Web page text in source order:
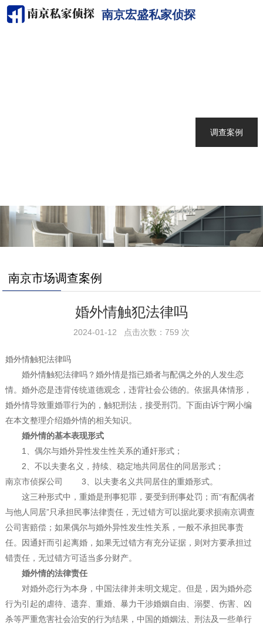
南京宏盛私家侦探
调查案例
南京市场调查案例
婚外情触犯法律吗
2024-01-12 点击次数：759 次
婚外情触犯法律吗
婚外情触犯法律吗？婚外情是指已婚者与配偶之外的人发生恋
情。婚外恋是违背传统道德观念，违背社会公德的。依据具体情形，
婚外情导致重婚罪行为的，触犯刑法，接受刑罚。下面由诉宁网小编
在本文整理介绍婚外情的相关知识。
婚外情的基本表现形式
1、偶尔与婚外异性发生性关系的通奸形式；
2、不以夫妻名义，持续、稳定地共同居住的同居形式；
南京市侦探公司 3、以夫妻名义共同居住的重婚形式。
这三种形式中，重婚是刑事犯罪，要受到刑事处罚；而“有配偶者
与他人同居”只承担民事法律责任，无过错方可以据此要求损南京调查
公司害赔偿；如果偶尔与婚外异性发生性关系，一般不承担民事责
任。因通奸而引起离婚，如果无过错方有充分证据，则对方要承担过
错责任，无过错方可适当多分财产。
婚外情的法律责任
对婚外恋行为本身，中国法律并未明文规定。但是，因为婚外恋
行为引起的虐待、遗弃、重婚、暴力干涉婚姻自由、溺婴、伤害、凶
杀等严重危害社会治安的行为结果，中国的婚姻法、刑法及一些单行